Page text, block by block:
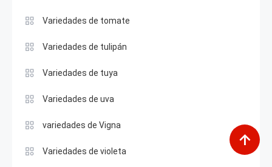
Variedades de tomate
Variedades de tulipán
Variedades de tuya
Variedades de uva
variedades de Vigna
Variedades de violeta